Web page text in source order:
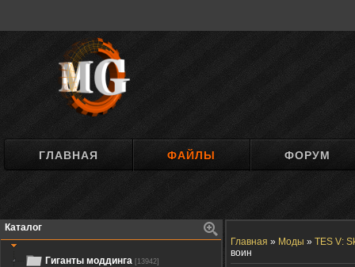
ГЛАВНАЯ ФАЙЛЫ ФОРУМ
Каталог
Гиганты моддинга [13942]
Главная » Моды » TES V:
воин